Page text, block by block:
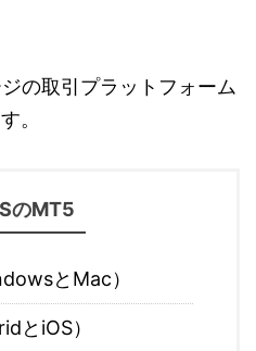
の取引プラットフォーム
。
のMT5
とMac）
とiOS）